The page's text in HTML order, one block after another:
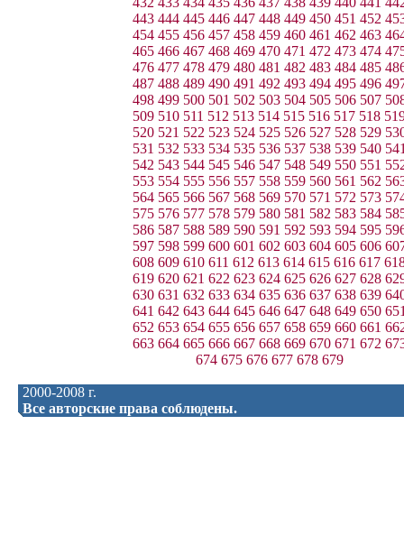
443 444 445 446 447 448 449 450 451 452
454 455 456 457 458 459 460 461 462 463
465 466 467 468 469 470 471 472 473 474
476 477 478 479 480 481 482 483 484 485
487 488 489 490 491 492 493 494 495 496
498 499 500 501 502 503 504 505 506 507
509 510 511 512 513 514 515 516 517 518
520 521 522 523 524 525 526 527 528 529
531 532 533 534 535 536 537 538 539 540
542 543 544 545 546 547 548 549 550 551
553 554 555 556 557 558 559 560 561 562
564 565 566 567 568 569 570 571 572 573
575 576 577 578 579 580 581 582 583 584
586 587 588 589 590 591 592 593 594 595
597 598 599 600 601 602 603 604 605 606
608 609 610 611 612 613 614 615 616 617
619 620 621 622 623 624 625 626 627 628
630 631 632 633 634 635 636 637 638 639
641 642 643 644 645 646 647 648 649 650
652 653 654 655 656 657 658 659 660 661
663 664 665 666 667 668 669 670 671 672
674 675 676 677 678 679
2000-2008 г.
Все авторские права соблюдены.